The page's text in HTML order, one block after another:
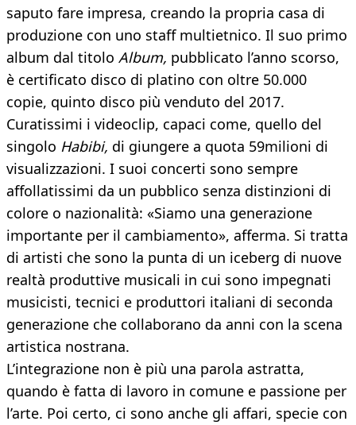
saputo fare impresa, creando la propria casa di
produzione con uno staff multietnico. Il suo primo
album dal titolo Album, pubblicato l’anno scorso,
è certificato disco di platino con oltre 50.000
copie, quinto disco più venduto del 2017.
Curatissimi i videoclip, capaci come, quello del
singolo Habibi, di giungere a quota 59milioni di
visualizzazioni. I suoi concerti sono sempre
affollatissimi da un pubblico senza distinzioni di
colore o nazionalità: «Siamo una generazione
importante per il cambiamento», afferma. Si tratta
di artisti che sono la punta di un iceberg di nuove
realtà produttive musicali in cui sono impegnati
musicisti, tecnici e produttori italiani di seconda
generazione che collaborano da anni con la scena
artistica nostrana.
L’integrazione non è più una parola astratta,
quando è fatta di lavoro in comune e passione per
l’arte. Poi certo, ci sono anche gli affari, specie con